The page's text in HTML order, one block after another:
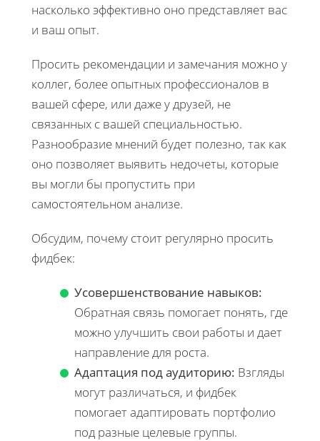
насколько эффективно оно представляет вас
и ваш опыт.
Просить рекомендации и замечания можно у
коллег, более опытных профессионалов в
вашей сфере, или даже у друзей, не
связанных с вашей специальностью.
Разнообразие мнений будет полезно, так как
оно позволяет выявить недочеты, которые
вы могли бы пропустить при
самостоятельном анализе.
Обсудим, почему стоит регулярно просить
фидбек:
Усовершенствование навыков:
Обратная связь помогает понять, где
можно улучшить свои работы и дает
направление для роста.
Адаптация под аудиторию: Взгляды
могут различаться, и фидбек
помогает адаптировать портфолио
под разные целевые группы.